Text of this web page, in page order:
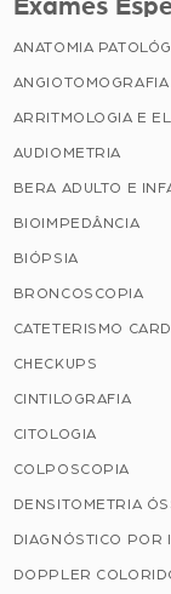
Exames
ANATOMIA
ANGIOTOMOGRAFIA
ARRITMOLOGIA E
AUDIOMETRIA
BERA ADULTO E
BIOIMPEDÂNCIA
BIÓPSIA
BRONCOSCOPIA
CATETERISMO
CHECKUPS
CINTILOGRAFIA
CITOLOGIA
COLPOSCOPIA
DENSITOMETRIA
DIAGNÓSTICO POR
DOPPLER